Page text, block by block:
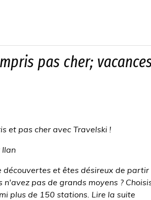
pas cher;
et pas cher avec Travelski !
découvertes et êtes désireux de
n'avez pas de grands moyens ?
plus de 150 stations. Lire la suite